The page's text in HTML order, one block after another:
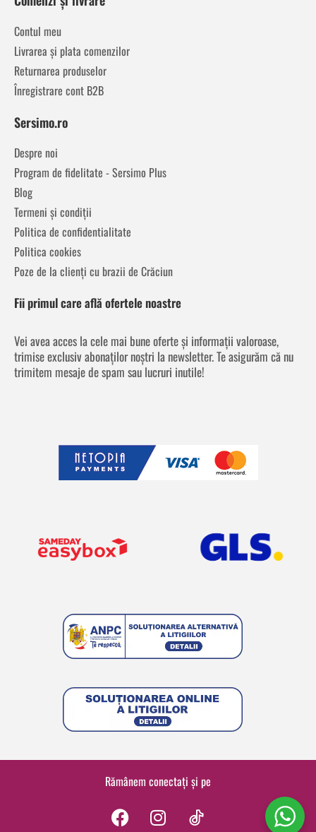
Contul meu
Livrarea și plata comenzilor
Returnarea produselor
Înregistrare cont B2B
Sersimo.ro
Despre noi
Program de fidelitate - Sersimo Plus
Blog
Termeni și condiții
Politica de confidentialitate
Politica cookies
Poze de la clienți cu brazii de Crăciun
Fii primul care află ofertele noastre
Vei avea acces la cele mai bune oferte și informații valoroase,
trimise exclusiv abonaților noștri la newsletter. Te asigurăm că nu
trimitem mesaje de spam sau lucruri inutile!
Rămânem conectați și pe
F
I